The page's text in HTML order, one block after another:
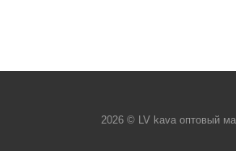
2026 © LV kava оптовый